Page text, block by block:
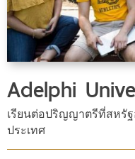
Adelphi
เรียนต่อปริญญาตรีที่สหรัฐ
ประเทศ